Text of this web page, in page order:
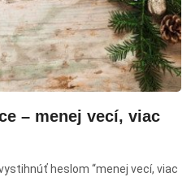
– menej vecí, viac
heslom “menej vecí, viac